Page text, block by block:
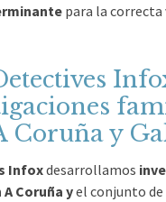
para la
Coruña y
Infoxdesarrollamos
Coruña yel conjunto de